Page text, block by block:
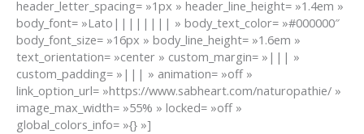
header_letter_spacing= »1px » header_line_height= »1.4em »
body_font= »Lato|||||||| » body_text_color= »#000000″
body_font_size= »16px » body_line_height= »1.6em »
text_orientation= »center » custom_margin= »||| »
custom_padding= »||| » animation= »off »
link_option_url= »https://www.sabheart.com/naturopathie/ »
image_max_width= »55% » locked= »off »
global_colors_info= »{} »]